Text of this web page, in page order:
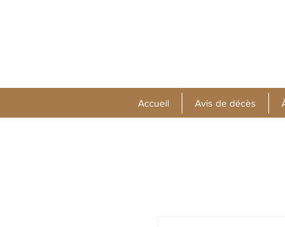
Accueil Avis de décès